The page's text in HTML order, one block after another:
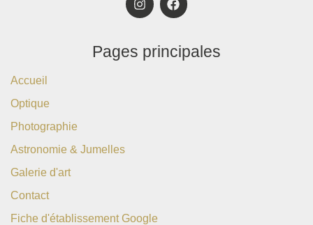
Pages principales
Accueil
Optique
Photographie
Astronomie & Jumelles
Galerie d'art
Contact
Fiche d'établissement Google